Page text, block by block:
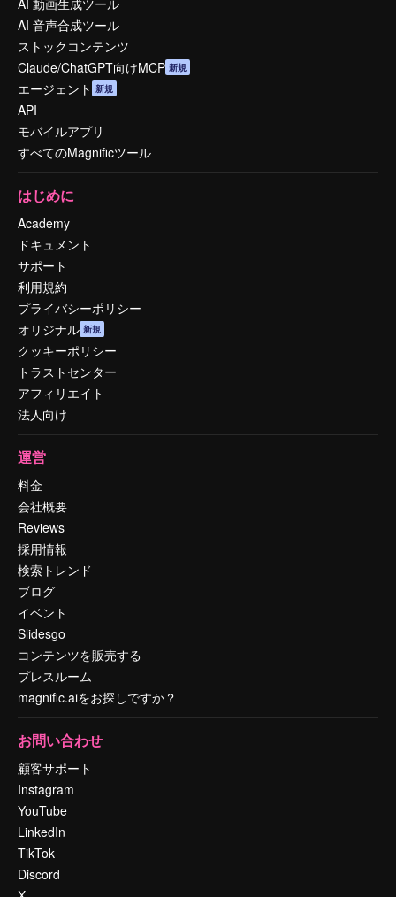
AI 音声合成ツール
ストックコンテンツ
Claude/ChatGPT向けMCP 新規
エージェント 新規
API
モバイルアプリ
すべてのMagnificツール
はじめに
Academy
ドキュメント
サポート
利用規約
プライバシーポリシー
オリジナル 新規
クッキーポリシー
トラストセンター
アフィリエイト
法人向け
運営
料金
会社概要
Reviews
採用情報
検索トレンド
ブログ
イベント
Slidesgo
コンテンツを販売する
プレスルーム
magnific.aiをお探しですか？
お問い合わせ
顧客サポート
Instagram
YouTube
LinkedIn
TikTok
Discord